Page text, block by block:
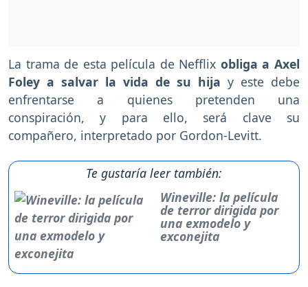
La trama de esta película de Nefflix obliga a Axel
Foley a salvar la vida de su hija y este debe
enfrentarse a quienes pretenden una
conspiración, y para ello, será clave su
compañero, interpretado por Gordon-Levitt.
Te gustaría leer también:
Wineville: la película
de terror dirigida por
una exmodelo y
exconejita